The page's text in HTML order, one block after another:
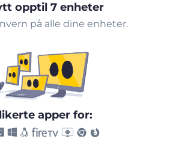
opptil 7 enheter
på alle dine enheter.
apper for: